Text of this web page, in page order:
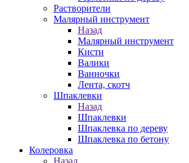
Растворители
Малярный инструмент
Назад
Малярный инструмент
Кисти
Валики
Ванночки
Лента, скотч
Шпаклевки
Назад
Шпаклевки
Шпаклевка по дереву
Шпаклевка по бетону
Колеровка
Назад